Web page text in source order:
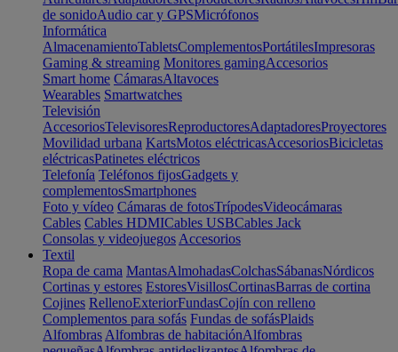
de sonidoAudio car y GPSMicrófonos
Informática
AlmacenamientoTabletsComplementosPortátilesImpresoras
Gaming & streaming Monitores gamingAccesorios
Smart home CámarasAltavoces
Wearables Smartwatches
Televisión
AccesoriosTelevisoresReproductoresAdaptadoresProyectores
Movilidad urbana KartsMotos eléctricasAccesoriosBicicletas
eléctricasPatinetes eléctricos
Telefonía Teléfonos fijosGadgets y
complementosSmartphones
Foto y vídeo Cámaras de fotosTrípodesVideocámaras
Cables Cables HDMICables USBCables Jack
Consolas y videojuegos Accesorios
Textil
Ropa de cama MantasAlmohadasColchasSábanasNórdicos
Cortinas y estores EstoresVisillosCortinasBarras de cortina
Cojines RellenoExteriorFundasCojín con relleno
Complementos para sofás Fundas de sofásPlaids
Alfombras Alfombras de habitaciónAlfombras